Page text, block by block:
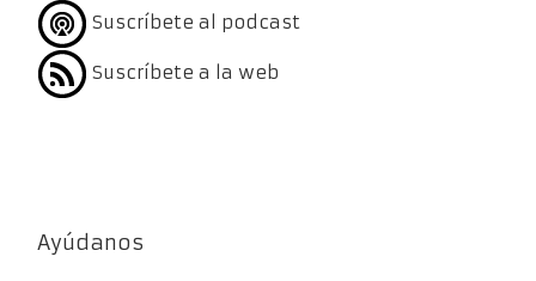
Suscríbete al podcast
Suscríbete a la web
Ayúdanos